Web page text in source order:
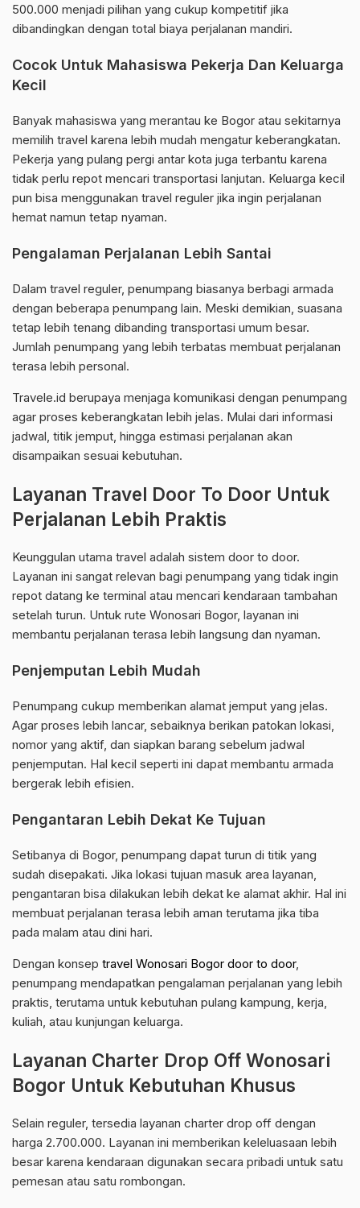
500.000 menjadi pilihan yang cukup kompetitif jika
dibandingkan dengan total biaya perjalanan mandiri.
Cocok Untuk Mahasiswa Pekerja Dan Keluarga
Kecil
Banyak mahasiswa yang merantau ke Bogor atau sekitarnya
memilih travel karena lebih mudah mengatur keberangkatan.
Pekerja yang pulang pergi antar kota juga terbantu karena
tidak perlu repot mencari transportasi lanjutan. Keluarga kecil
pun bisa menggunakan travel reguler jika ingin perjalanan
hemat namun tetap nyaman.
Pengalaman Perjalanan Lebih Santai
Dalam travel reguler, penumpang biasanya berbagi armada
dengan beberapa penumpang lain. Meski demikian, suasana
tetap lebih tenang dibanding transportasi umum besar.
Jumlah penumpang yang lebih terbatas membuat perjalanan
terasa lebih personal.
Travele.id berupaya menjaga komunikasi dengan penumpang
agar proses keberangkatan lebih jelas. Mulai dari informasi
jadwal, titik jemput, hingga estimasi perjalanan akan
disampaikan sesuai kebutuhan.
Layanan Travel Door To Door Untuk
Perjalanan Lebih Praktis
Keunggulan utama travel adalah sistem door to door.
Layanan ini sangat relevan bagi penumpang yang tidak ingin
repot datang ke terminal atau mencari kendaraan tambahan
setelah turun. Untuk rute Wonosari Bogor, layanan ini
membantu perjalanan terasa lebih langsung dan nyaman.
Penjemputan Lebih Mudah
Penumpang cukup memberikan alamat jemput yang jelas.
Agar proses lebih lancar, sebaiknya berikan patokan lokasi,
nomor yang aktif, dan siapkan barang sebelum jadwal
penjemputan. Hal kecil seperti ini dapat membantu armada
bergerak lebih efisien.
Pengantaran Lebih Dekat Ke Tujuan
Setibanya di Bogor, penumpang dapat turun di titik yang
sudah disepakati. Jika lokasi tujuan masuk area layanan,
pengantaran bisa dilakukan lebih dekat ke alamat akhir. Hal ini
membuat perjalanan terasa lebih aman terutama jika tiba
pada malam atau dini hari.
Dengan konsep travel Wonosari Bogor door to door,
penumpang mendapatkan pengalaman perjalanan yang lebih
praktis, terutama untuk kebutuhan pulang kampung, kerja,
kuliah, atau kunjungan keluarga.
Layanan Charter Drop Off Wonosari
Bogor Untuk Kebutuhan Khusus
Selain reguler, tersedia layanan charter drop off dengan
harga 2.700.000. Layanan ini memberikan keleluasaan lebih
besar karena kendaraan digunakan secara pribadi untuk satu
pemesan atau satu rombongan.